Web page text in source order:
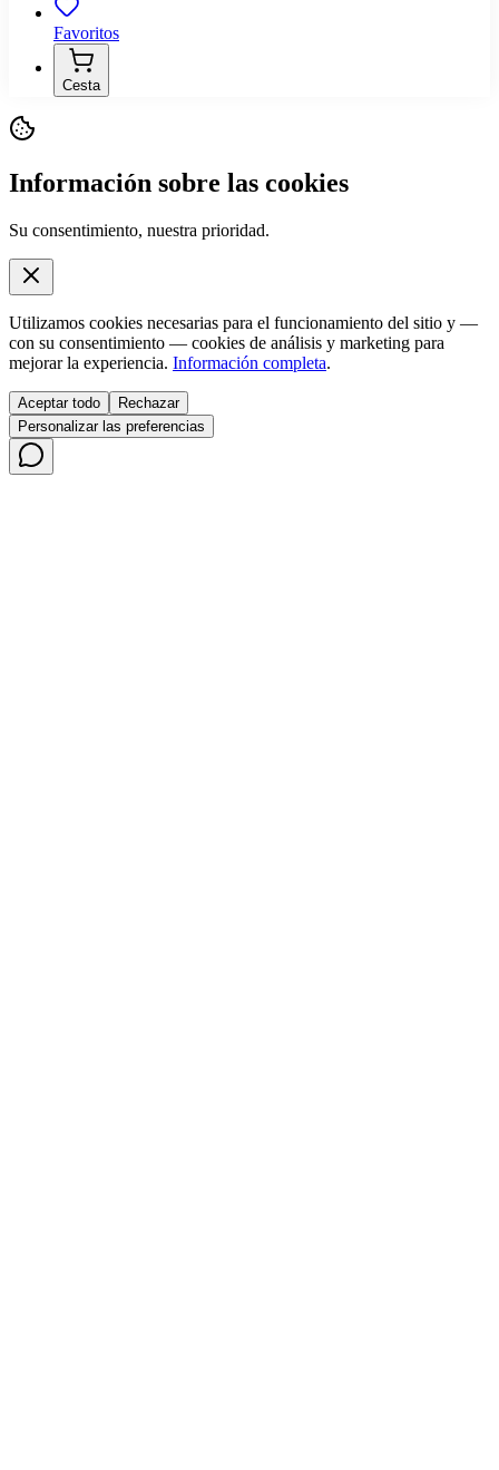
Favoritos
Cesta
Información sobre las cookies
Su consentimiento, nuestra prioridad.
Utilizamos cookies necesarias para el funcionamiento del sitio y —
con su consentimiento — cookies de análisis y marketing para
mejorar la experiencia. Información completa.
Aceptar todo
Rechazar
Personalizar las preferencias